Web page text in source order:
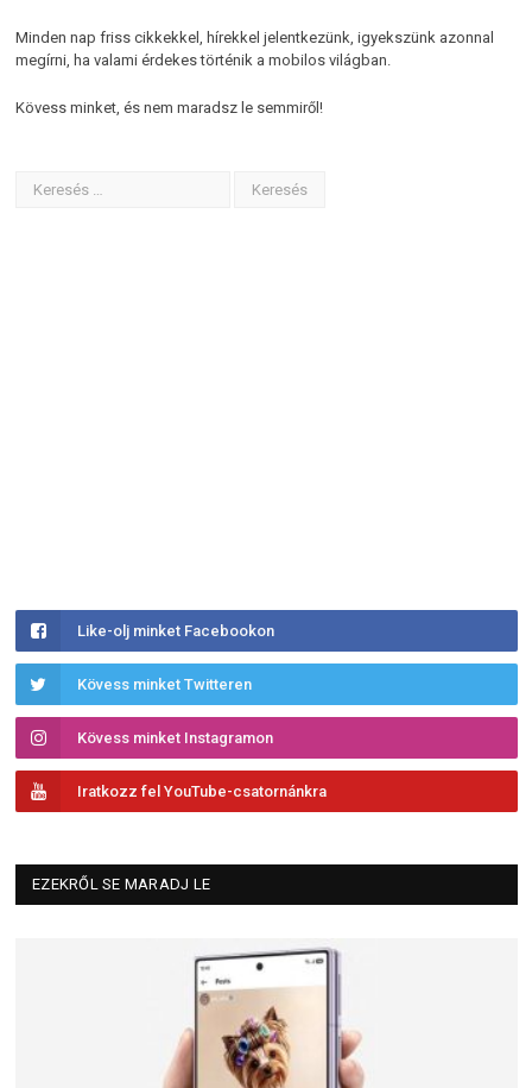
Minden nap friss cikkekkel, hírekkel jelentkezünk, igyekszünk azonnal
megírni, ha valami érdekes történik a mobilos világban.
Kövess minket, és nem maradsz le semmiről!
Like-olj minket Facebookon
Kövess minket Twitteren
Kövess minket Instagramon
Iratkozz fel YouTube-csatornánkra
EZEKRŐL SE MARADJ LE